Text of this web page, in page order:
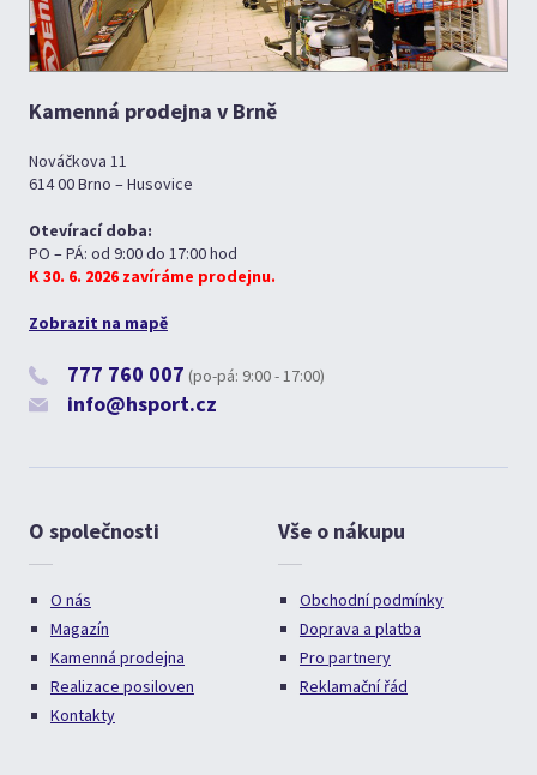
Kamenná prodejna v Brně
Nováčkova 11
614 00 Brno – Husovice
Otevírací doba:
PO – PÁ: od 9:00 do 17:00 hod
K 30. 6. 2026 zavíráme prodejnu.
Zobrazit na mapě
777 760 007 (po-pá: 9:00 - 17:00)
info@hsport.cz
O společnosti
O nás
Magazín
Kamenná prodejna
Realizace posiloven
Kontakty
Vše o nákupu
Obchodní podmínky
Doprava a platba
Pro partnery
Reklamační řád